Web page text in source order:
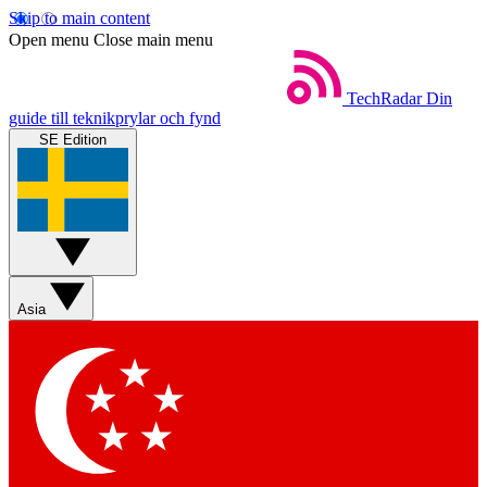
Skip to main content
Open menu Close main menu
TechRadar Din
guide till teknikprylar och fynd
SE Edition
Asia